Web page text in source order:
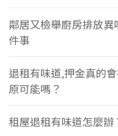
鄰居又檢舉廚房排放
件事
退租有味道,押金真的
原可能嗎？
租屋退租有味道怎麼